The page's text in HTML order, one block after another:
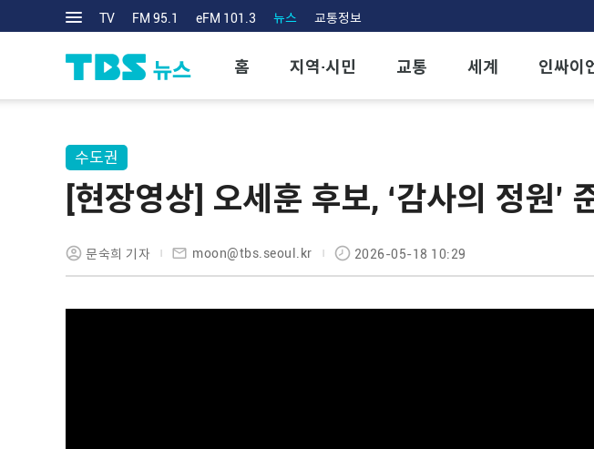
TV FM 95.1 eFM 101.3 뉴스 교통정보
홈 지역·시민 교통 세계 인싸이
수도권
[현장영상] 오세훈 후보, ‘감사의 정원’
문숙희 기자 moon@tbs.seoul.kr 2026-05-18 10:29